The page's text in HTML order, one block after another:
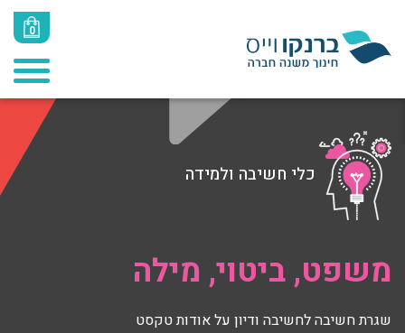
0
כלי חשיבה ולמידה
משפט, ביטוי, מילה
שגרת חשיבה לחשיבה ודיון על אודות טקסט